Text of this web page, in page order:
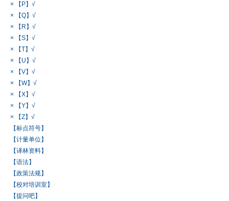
× 【P】√
× 【Q】√
× 【R】√
× 【S】√
× 【T】√
× 【U】√
× 【V】√
× 【W】√
× 【X】√
× 【Y】√
× 【Z】√
【标点符号】
【计量单位】
【译林资料】
【语法】
【政策法规】
【校对培训室】
【提问吧】